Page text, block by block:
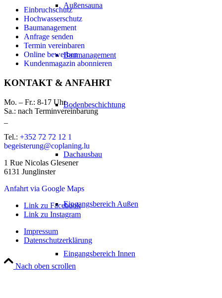
Außensauna
Baumanagement
Bodenbeschichtung
Dachausbau
Eingangsbereich Außen
Eingangsbereich Innen
Einbruchschutz
Hochwasserschutz
Baumanagement
Anfrage senden
Termin vereinbaren
Online bewerben
Kundenmagazin abonnieren
KONTAKT & ANFAHRT
Mo. – Fr.: 8-17 Uhr
Sa.: nach Terminvereinbarung
Tel.: +352 72 72 12 1
begeisterung@coplaning.lu
1 Rue Nicolas Glesener
6131 Junglinster
Anfahrt via Google Maps
Link zu Facebook
Link zu Instagram
Impressum
Datenschutzerklärung
Nach oben scrollen